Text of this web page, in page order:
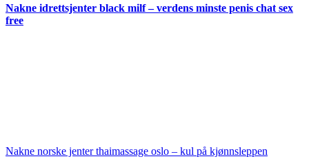
Nakne idrettsjenter black milf – verdens minste penis chat sex
free
Nakne norske jenter thaimassage oslo – kul på kjønnsleppen